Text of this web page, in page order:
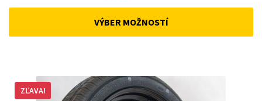
was:
VÝBER MOŽNOSTÍ
ZĽAVA!